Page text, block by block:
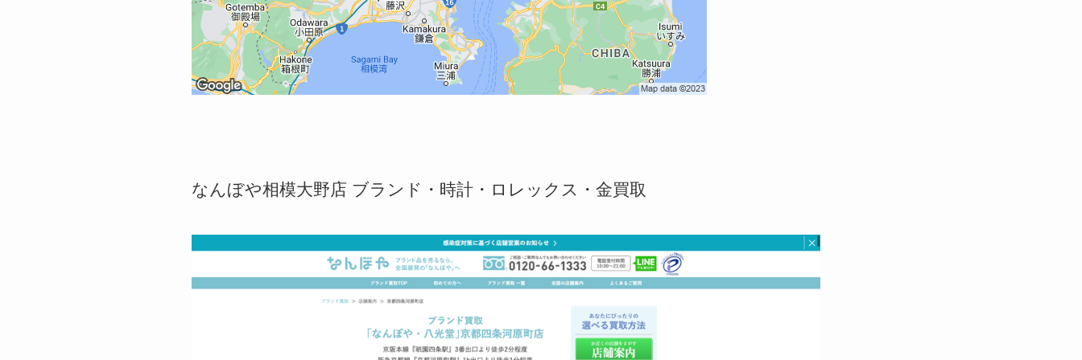
なんぼや相模大野店 ブランド・時計・ロレックス・金買取